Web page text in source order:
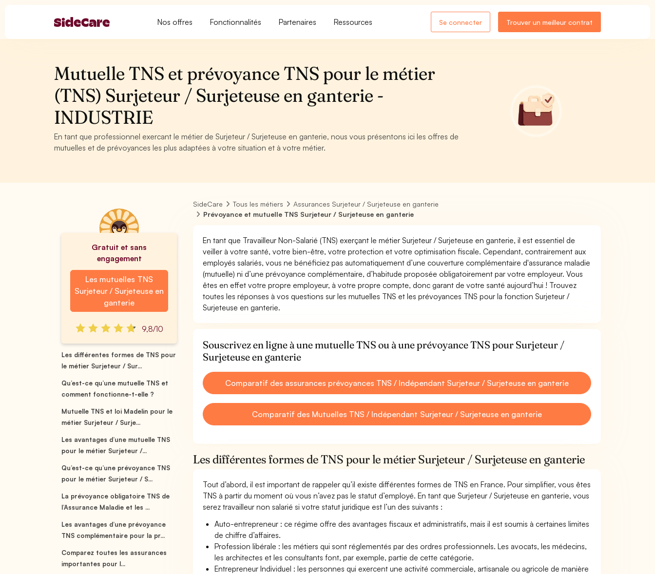
Nos offres Fonctionnalités Partenaires Ressources Se connecter Trouver un meilleur contrat
Mutuelle TNS et prévoyance TNS pour le métier
(TNS) Surjeteur / Surjeteuse en ganterie -
INDUSTRIE
En tant que professionnel exercant le métier de Surjeteur / Surjeteuse en ganterie, nous vous présentons ici les offres de
mutuelles et de prévoyances les plus adaptées à votre situation et à votre métier.
Gratuit et sans
engagement
Les mutuelles TNS
Surjeteur / Surjeteuse en
ganterie
9,8/10
Les différentes formes de TNS pour
le métier Surjeteur / Sur...
Qu’est-ce qu’une mutuelle TNS et
comment fonctionne-t-elle ?
Mutuelle TNS et loi Madelin pour le
métier Surjeteur / Surje...
Les avantages d’une mutuelle TNS
pour le métier Surjeteur /...
Qu’est-ce qu’une prévoyance TNS
pour le métier Surjeteur / S...
La prévoyance obligatoire TNS de
l’Assurance Maladie et les ...
Les avantages d’une prévoyance
TNS complémentaire pour la pr...
Comparez toutes les assurances
importantes pour l...
SideCare Tous les métiers
Assurances Surjeteur / Surjeteuse en ganterie
Prévoyance et mutuelle TNS Surjeteur / Surjeteuse en ganterie
En tant que Travailleur Non-Salarié (TNS) exerçant le métier Surjeteur / Surjeteuse en ganterie, il est essentiel de
veiller à votre santé, votre bien-être, votre protection et votre optimisation fiscale. Cependant, contrairement aux
employés salariés, vous ne bénéficiez pas automatiquement d’une couverture complémentaire d'assurance maladie
(mutuelle) ni d’une prévoyance complémentaire, d’habitude proposée obligatoirement par votre employeur. Vous
êtes en effet votre propre employeur, à votre propre compte, donc garant de votre santé aujourd’hui ! Trouvez
toutes les réponses à vos questions sur les mutuelles TNS et les prévoyances TNS pour la fonction Surjeteur /
Surjeteuse en ganterie.
Souscrivez en ligne à une mutuelle TNS ou à une prévoyance TNS pour Surjeteur /
Surjeteuse en ganterie
Comparatif des assurances prévoyances TNS / Indépendant Surjeteur / Surjeteuse en ganterie
Comparatif des Mutuelles TNS / Indépendant Surjeteur / Surjeteuse en ganterie
Les différentes formes de TNS pour le métier Surjeteur / Surjeteuse en ganterie
Tout d’abord, il est important de rappeler qu’il existe différentes formes de TNS en France. Pour simplifier, vous êtes
TNS à partir du moment où vous n’avez pas le statut d’employé. En tant que Surjeteur / Surjeteuse en ganterie, vous
serez travailleur non salarié si votre statut juridique est l’un des suivants :
Auto-entrepreneur : ce régime offre des avantages fiscaux et administratifs, mais il est soumis à certaines limites
de chiffre d’affaires.
Profession libérale : les métiers qui sont réglementés par des ordres professionnels. Les avocats, les médecins,
les architectes et les consultants font, par exemple, partie de cette catégorie.
Entrepreneur Individuel : les personnes qui exercent une activité commerciale, artisanale ou agricole de manière